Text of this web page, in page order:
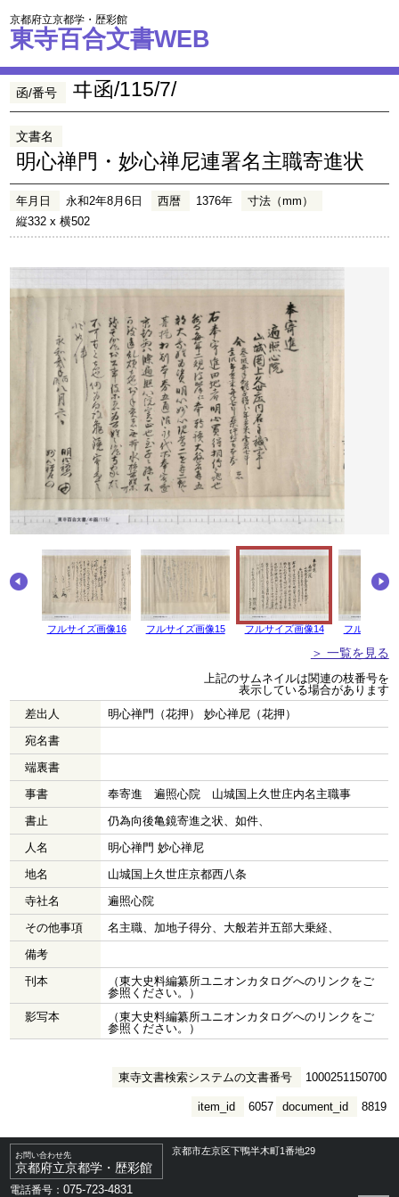
京都府立京都学・歴彩館
東寺百合文書WEB
函/番号 ヰ函/115/7/
文書名
明心禅門・妙心禅尼連署名主職寄進状
年月日 永和2年8月6日 西暦 1376年
寸法（mm）
縦332 x 横502
フルサイズ画像16 フルサイズ画像15 フルサイズ画像14 フルサイズ
＞ 一覧を見る
上記のサムネイルは関連の枝番号を
表示している場合があります
差出人
明心禅門（花押） 妙心禅尼（花押）
宛名書
端裏書
事書
奉寄進 遍照心院 山城国上久世庄内名主職事
書止
仍為向後亀鏡寄進之状、如件、
人名
明心禅門 妙心禅尼
地名
山城国上久世庄京都西八条
寺社名
遍照心院
その他事項
名主職、加地子得分、大般若并五部大乗経、
備考
刊本
（東大史料編纂所ユニオンカタログへのリンクをご
参照ください。）
影写本
（東大史料編纂所ユニオンカタログへのリンクをご
参照ください。）
東寺文書検索システムの文書番号 1000251150700
document_id 8819
item_id 6057
お問い合わせ先
京都府立京都学・歴彩館
京都市左京区下鴨半木町1番地29
電話番号：075-723-4831